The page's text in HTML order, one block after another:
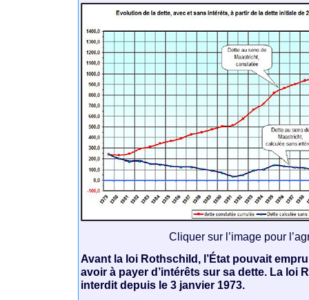
Cliquer sur l’image pour
Avant la loi Rothschild, l’État pouvait
avoir à payer d’intérêts sur sa dette. La loi
interdit depuis le 3 janvier 1973.